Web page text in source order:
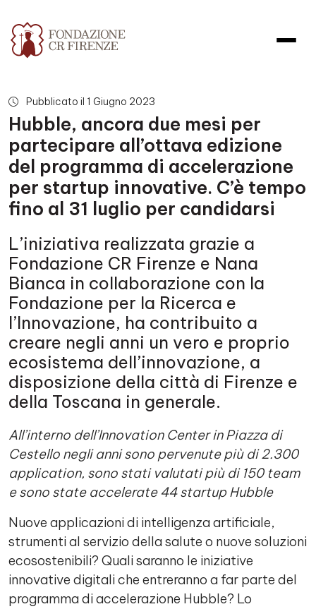
Hubble, ancora due mesi per
Pubblicato il 1 Giugno 2023
Hubble, ancora due mesi per
partecipare all’ottava edizione
del programma di accelerazione
per startup innovative. C’è tempo
fino al 31 luglio per candidarsi
L’iniziativa realizzata grazie a
Fondazione CR Firenze e Nana
Bianca in collaborazione con la
Fondazione per la Ricerca e
l’Innovazione, ha contribuito a
creare negli anni un vero e proprio
ecosistema dell’innovazione, a
disposizione della città di Firenze e
della Toscana in generale.
All’interno dell’Innovation Center in Piazza di
Cestello negli anni sono pervenute più di 2.300
application, sono stati valutati più di 150 team
e sono state accelerate 44 startup Hubble
Nuove applicazioni di intelligenza artificiale,
strumenti al servizio della salute o nuove soluzioni
ecosostenibili? Quali saranno le iniziative
innovative digitali che entreranno a far parte del
programma di accelerazione Hubble? Lo